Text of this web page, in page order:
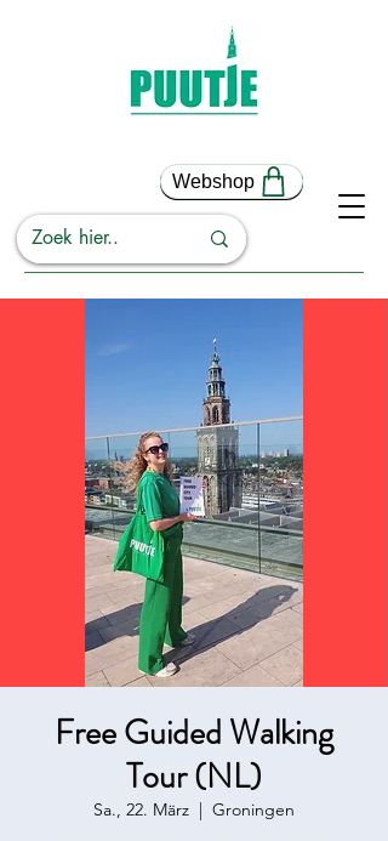
Webshop
Free Guided Walking
Tour (NL)
Sa., 22. März
  |
Groningen